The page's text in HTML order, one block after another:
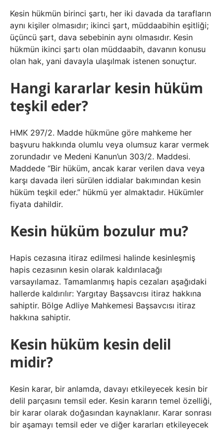
Kesin hükmün birinci şartı, her iki davada da tarafların
aynı kişiler olmasıdır; ikinci şart, müddaabihin eşitliği;
üçüncü şart, dava sebebinin aynı olmasıdır. Kesin
hükmün ikinci şartı olan müddaabih, davanın konusu
olan hak, yani davayla ulaşılmak istenen sonuçtur.
Hangi kararlar kesin hüküm
teşkil eder?
HMK 297/2. Madde hükmüne göre mahkeme her
başvuru hakkında olumlu veya olumsuz karar vermek
zorundadır ve Medeni Kanun’un 303/2. Maddesi.
Maddede “Bir hüküm, ancak karar verilen dava veya
karşı davada ileri sürülen iddialar bakımından kesin
hüküm teşkil eder.” hükmü yer almaktadır. Hükümler
fiyata dahildir.
Kesin hüküm bozulur mu?
Hapis cezasına itiraz edilmesi halinde kesinleşmiş
hapis cezasının kesin olarak kaldırılacağı
varsayılamaz. Tamamlanmış hapis cezaları aşağıdaki
hallerde kaldırılır: Yargıtay Başsavcısı itiraz hakkına
sahiptir. Bölge Adliye Mahkemesi Başsavcısı itiraz
hakkına sahiptir.
Kesin hüküm kesin delil
midir?
Kesin karar, bir anlamda, davayı etkileyecek kesin bir
delil parçasını temsil eder. Kesin kararın temel özelliği,
bir karar olarak doğasından kaynaklanır. Karar sonrası
bir aşamayı temsil eder ve diğer kararları etkileyecek